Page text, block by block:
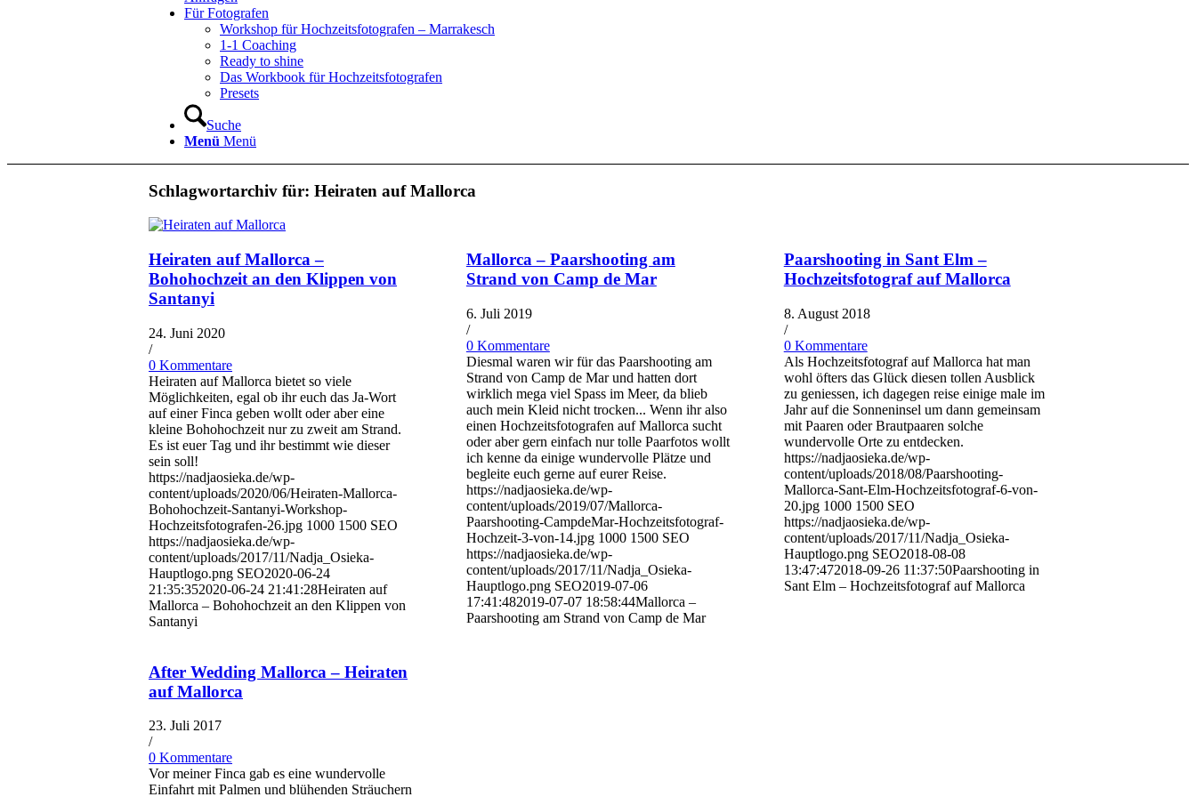
Für Fotografen
Workshop für Hochzeitsfotografen – Marrakesch
1-1 Coaching
Ready to shine
Das Workbook für Hochzeitsfotografen
Presets
Suche
Menü Menü
Schlagwortarchiv für: Heiraten auf Mallorca
Heiraten auf Mallorca –
Bohohochzeit an den Klippen von
Santanyi
24. Juni 2020
/
0 Kommentare
Heiraten auf Mallorca bietet so viele
Möglichkeiten, egal ob ihr euch das Ja-Wort
auf einer Finca geben wollt oder aber eine
kleine Bohohochzeit nur zu zweit am Strand.
Es ist euer Tag und ihr bestimmt wie dieser
sein soll!
https://nadjaosieka.de/wp-
content/uploads/2020/06/Heiraten-Mallorca-
Bohohochzeit-Santanyi-Workshop-
Hochzeitsfotografen-26.jpg 1000 1500 SEO
https://nadjaosieka.de/wp-
content/uploads/2017/11/Nadja_Osieka-
Hauptlogo.png SEO2020-06-24
21:35:352020-06-24 21:41:28Heiraten auf
Mallorca – Bohohochzeit an den Klippen von
Santanyi
Mallorca – Paarshooting am
Strand von Camp de Mar
6. Juli 2019
/
0 Kommentare
Diesmal waren wir für das Paarshooting am
Strand von Camp de Mar und hatten dort
wirklich mega viel Spass im Meer, da blieb
auch mein Kleid nicht trocken... Wenn ihr also
einen Hochzeitsfotografen auf Mallorca sucht
oder aber gern einfach nur tolle Paarfotos wollt
ich kenne da einige wundervolle Plätze und
begleite euch gerne auf eurer Reise.
https://nadjaosieka.de/wp-
content/uploads/2019/07/Mallorca-
Paarshooting-CampdeMar-Hochzeitsfotograf-
Hochzeit-3-von-14.jpg 1000 1500 SEO
https://nadjaosieka.de/wp-
content/uploads/2017/11/Nadja_Osieka-
Hauptlogo.png SEO2019-07-06
17:41:482019-07-07 18:58:44Mallorca –
Paarshooting am Strand von Camp de Mar
Paarshooting in Sant Elm –
Hochzeitsfotograf auf Mallorca
8. August 2018
/
0 Kommentare
Als Hochzeitsfotograf auf Mallorca hat man
wohl öfters das Glück diesen tollen Ausblick
zu geniessen, ich dagegen reise einige male im
Jahr auf die Sonneninsel um dann gemeinsam
mit Paaren oder Brautpaaren solche
wundervolle Orte zu entdecken.
https://nadjaosieka.de/wp-
content/uploads/2018/08/Paarshooting-
Mallorca-Sant-Elm-Hochzeitsfotograf-6-von-
20.jpg 1000 1500 SEO
https://nadjaosieka.de/wp-
content/uploads/2017/11/Nadja_Osieka-
Hauptlogo.png SEO2018-08-08
13:47:472018-09-26 11:37:50Paarshooting in
Sant Elm – Hochzeitsfotograf auf Mallorca
After Wedding Mallorca – Heiraten
auf Mallorca
23. Juli 2017
/
0 Kommentare
Vor meiner Finca gab es eine wundervolle
Einfahrt mit Palmen und blühenden Sträuchern